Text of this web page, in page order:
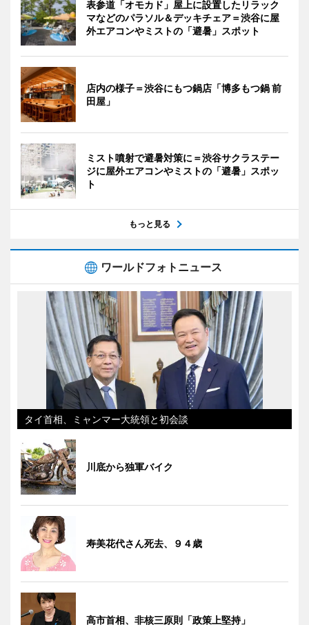
表参道「オモカド」屋上に設置したリラック
マなどのパラソル＆デッキチェア＝渋谷に屋
外エアコンやミストの「避暑」スポット
店内の様子＝渋谷にもつ鍋店「博多もつ鍋 前
田屋」
ミスト噴射で避暑対策に＝渋谷サクラステー
ジに屋外エアコンやミストの「避暑」スポッ
ト
もっと見る
ワールドフォトニュース
タイ首相、ミャンマー大統領と初会談
川底から独軍バイク
寿美花代さん死去、９４歳
高市首相、非核三原則「政策上堅持」